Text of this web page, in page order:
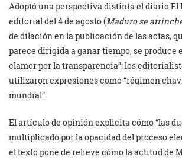
Adoptó una perspectiva distinta el diario El
editorial del 4 de agosto (Maduro se
de dilación en la publicación de las actas,
parece dirigida a ganar tiempo, se produce
clamor por la transparencia”; los
utilizaron expresiones como “régimen
mundial”.
El artículo de opinión explicita cómo “las
multiplicado por la opacidad del proceso
el texto pone de relieve cómo la actitud de